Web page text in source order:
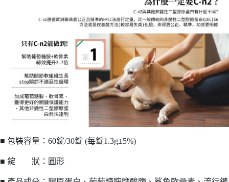
■ 包裝容量：60錠/30錠 (每錠1.3g±5%)
■ 錠 狀：圓形